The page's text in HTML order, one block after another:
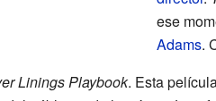
ese
Adams.
Linings Playbook. Esta